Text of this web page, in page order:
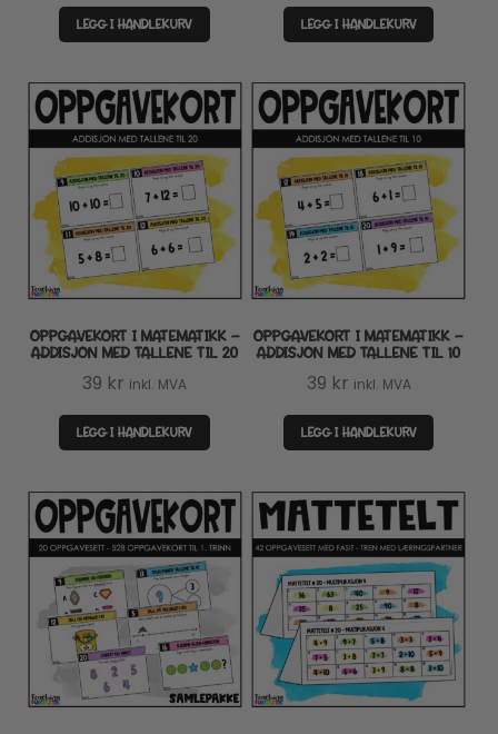
LEGG I HANDLEKURV LEGG I HANDLEKURV
OPPGAVEKORT I MATEMATIKK –
ADDISJON MED TALLENE TIL 20
39 kr inkl. MVA
LEGG I HANDLEKURV
OPPGAVEKORT I MATEMATIKK –
ADDISJON MED TALLENE TIL 10
39 kr inkl. MVA
LEGG I HANDLEKURV